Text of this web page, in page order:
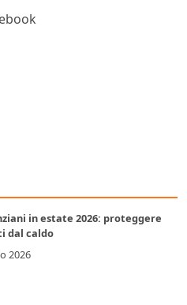
in estate 2026: proteggere
dal caldo
2026